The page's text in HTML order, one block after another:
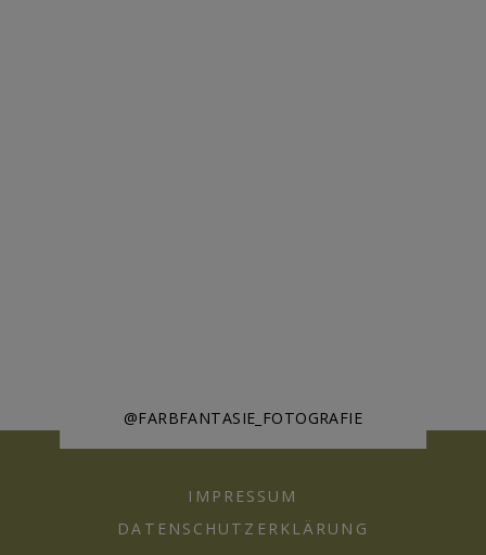
@FARBFANTASIE_FOTOGRAFIE
IMPRESSUM
DATENSCHUTZERKLÄRUNG